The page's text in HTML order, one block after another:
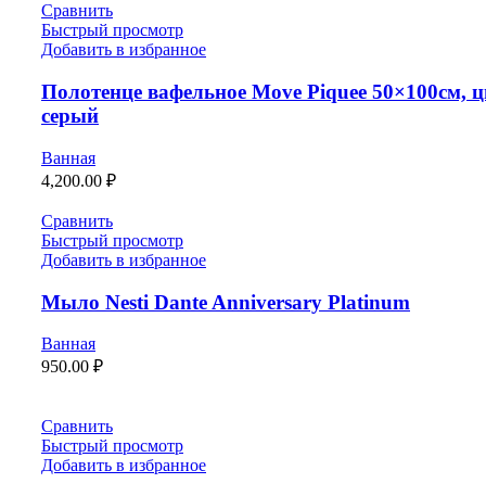
Сравнить
Быстрый просмотр
Добавить в избранное
Полотенце вафельное Move Piquee 50×100см,
серый
Ванная
4,200.00 ₽
Сравнить
Быстрый просмотр
Добавить в избранное
Мыло Nesti Dante Anniversary Platinum
Ванная
950.00 ₽
Сравнить
Быстрый просмотр
Добавить в избранное